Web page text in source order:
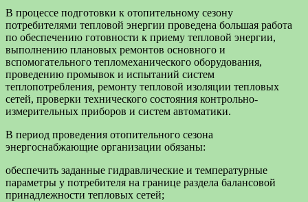
В процессе подготовки к отопительному сезону
потребителями тепловой энергии проведена большая работа
по обеспечению готовности к приему тепловой энергии,
выполнению плановых ремонтов основного и
вспомогательного тепломеханического оборудования,
проведению промывок и испытаний систем
теплопотребления, ремонту тепловой изоляции тепловых
сетей, проверки технического состояния контрольно-
измерительных приборов и систем автоматики.
В период проведения отопительного сезона
энергоснабжающие организации обязаны:
обеспечить заданные гидравлические и температурные
параметры у потребителя на границе раздела балансовой
принадлежности тепловых сетей;